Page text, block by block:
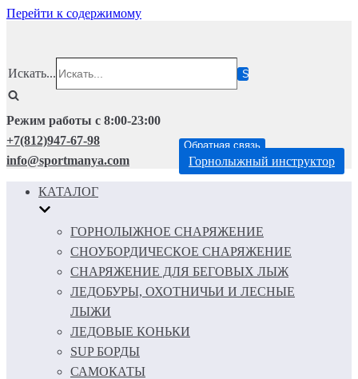
Перейти к содержимому
Искать...
Режим работы с 8:00-23:00
+7(812)947-67-98
info@sportmanya.com
Обратная связь
Горнолыжный инструктор
КАТАЛОГ
ГОРНОЛЫЖНОЕ СНАРЯЖЕНИЕ
СНОУБОРДИЧЕСКОЕ СНАРЯЖЕНИЕ
СНАРЯЖЕНИЕ ДЛЯ БЕГОВЫХ ЛЫЖ
ЛЕДОБУРЫ, ОХОТНИЧЬИ И ЛЕСНЫЕ
ЛЫЖИ
ЛЕДОВЫЕ КОНЬКИ
SUP БОРДЫ
САМОКАТЫ